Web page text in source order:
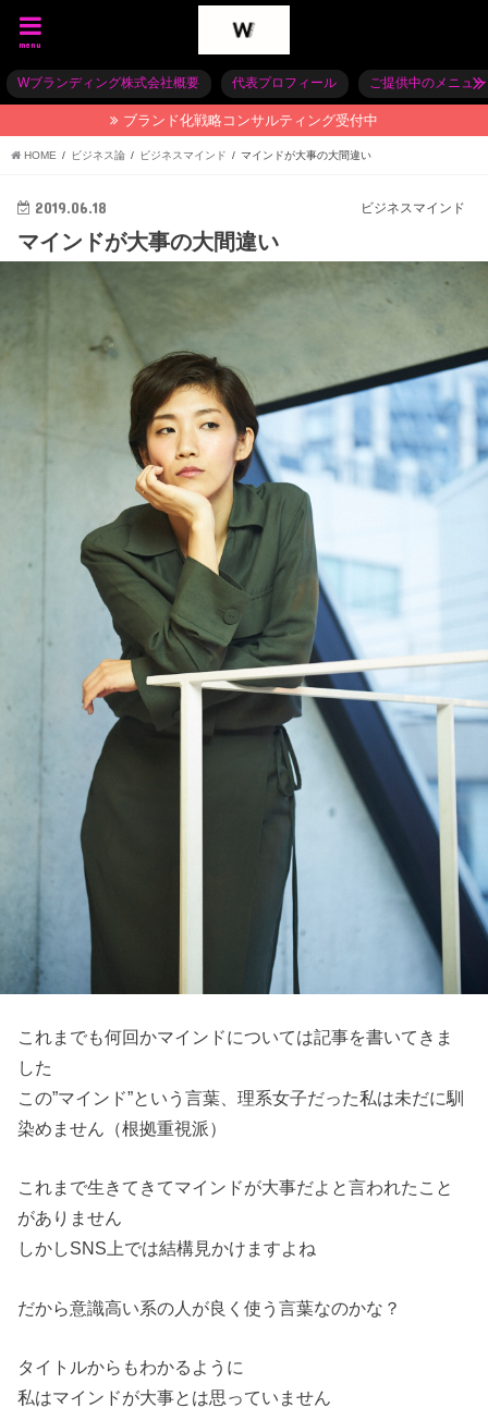
menu
Wブランディング株式会社概要 代表プロフィール ご提供中のメニュー
ブランド化戦略コンサルティング受付中
HOME ビジネス論 ビジネスマインド マインドが大事の大間違い
ビジネスマインド
2019.06.18
マインドが大事の大間違い
これまでも何回かマインドについては記事を書いてきま
した
この”マインド”という言葉、理系女子だった私は未だに馴
染めません（根拠重視派）
これまで生きてきてマインドが大事だよと言われたこと
がありません
しかしSNS上では結構見かけますよね
だから意識高い系の人が良く使う言葉なのかな？
タイトルからもわかるように
私はマインドが大事とは思っていません